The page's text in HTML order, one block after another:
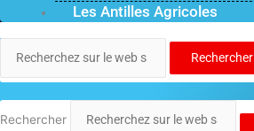
Les Antilles Agricoles
Rechercher
Rechercher